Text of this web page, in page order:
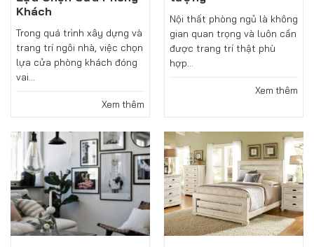
Khách
Trong quá trình xây dựng và
trang trí ngôi nhà, việc chọn
lựa cửa phòng khách đóng
vai...
Xem thêm
Nội thất phòng ngủ là không
gian quan trọng và luôn cần
được trang trí thật phù
hợp...
Xem thêm